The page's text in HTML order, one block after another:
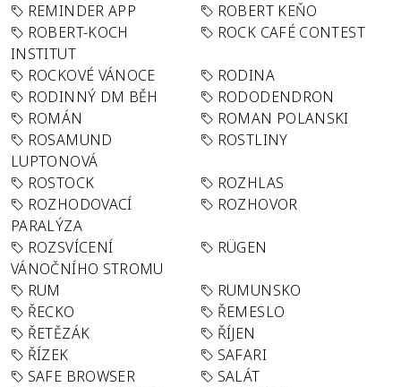
REMINDER APP
ROBERT KEŇO
ROBERT-KOCH
INSTITUT
ROCK CAFÉ CONTEST
ROCKOVÉ VÁNOCE
RODINA
RODINNÝ DM BĚH
RODODENDRON
ROMÁN
ROMAN POLANSKI
ROSAMUND
LUPTONOVÁ
ROSTLINY
ROSTOCK
ROZHLAS
ROZHODOVACÍ
PARALÝZA
ROZHOVOR
ROZSVÍCENÍ
VÁNOČNÍHO STROMU
RÜGEN
RUM
RUMUNSKO
ŘECKO
ŘEMESLO
ŘETĚZÁK
ŘÍJEN
ŘÍZEK
SAFARI
SAFE BROWSER
SALÁT